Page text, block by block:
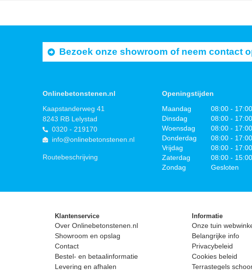
Bezoek onze showroom of neem contact
Onlinebetonstenen.nl
Kaapstanderweg 41
8243 RB Lelystad
0320 - 219170
info@onlinebetonstenen.nl
Routebeschrijving
Openingstijden
Maandag
08:00 - 17:00
Dinsdag
08:00 - 17:00
Woensdag
08:00 - 17:00
Donderdag
08:00 - 17:00
Vrijdag
08:00 - 17:00
Zaterdag
08:00 - 15:00
Zondag
Gesloten
Klantenservice
Over Onlinebetonstenen.nl
Showroom en opslag
Contact
Bestel- en betaalinformatie
Levering en afhalen
Informatie
Onze tuin
Belangrijke info
Privacybeleid
Cookies beleid
Terrastegels